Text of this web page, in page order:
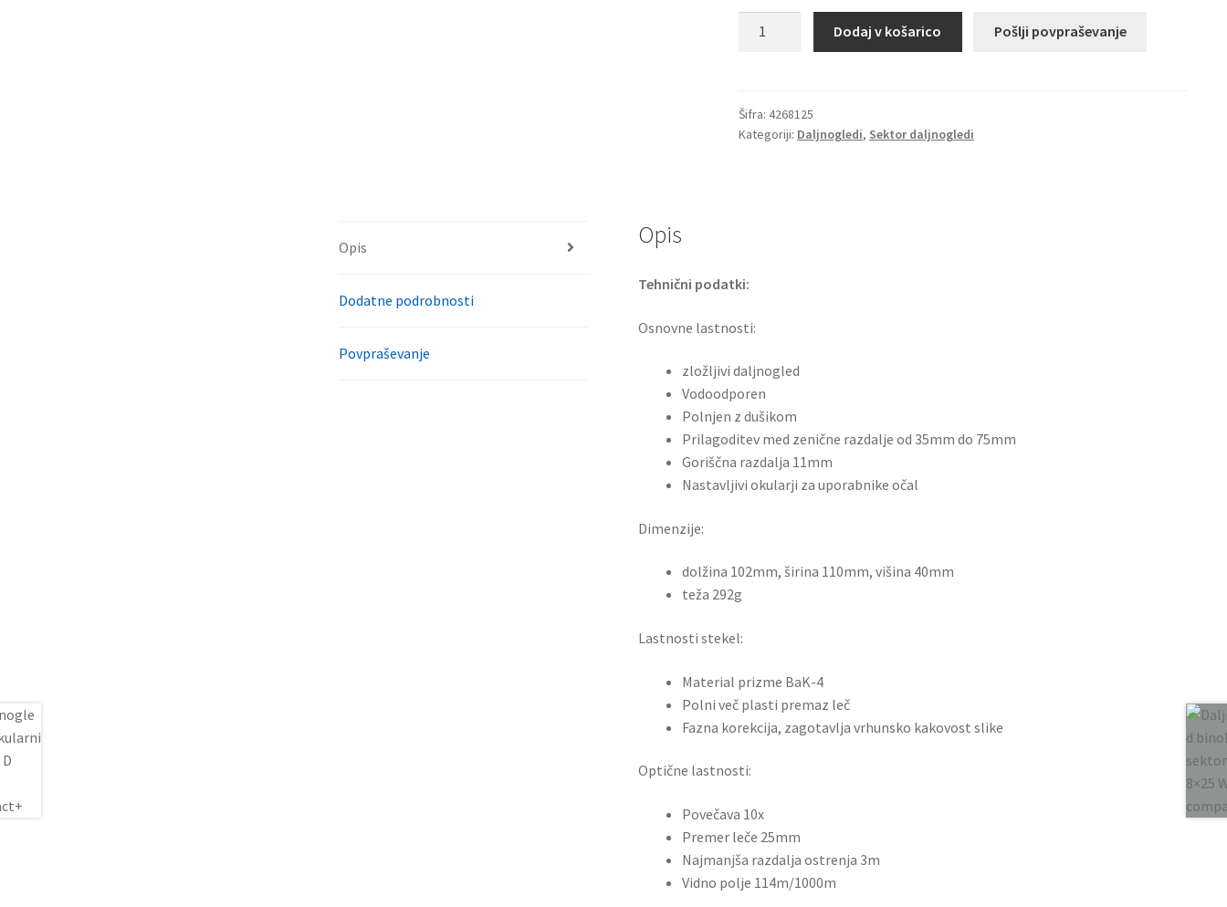
10×25
Ww
Dodaj v košarico Pošlji povpraševanje
Šifra: 4268125
Kategoriji: Daljnogledi, Sektor daljnogledi
Opis
Dodatne podrobnosti
Povpraševanje
Opis
Tehnični podatki:
Osnovne lastnosti:
zložljivi daljnogled
Vodoodporen
Polnjen z dušikom
Prilagoditev med zenične razdalje od 35mm do 75mm
Goriščna razdalja 11mm
Nastavljivi okularji za uporabnike očal
Dimenzije:
dolžina 102mm, širina 110mm, višina 40mm
teža 292g
Lastnosti stekel:
Material prizme BaK-4
Polni več plasti premaz leč
Fazna korekcija, zagotavlja vrhunsko kakovost slike
Optične lastnosti:
Povečava 10x
Premer leče 25mm
Najmanjša razdalja ostrenja 3m
Vidno polje 114m/1000m